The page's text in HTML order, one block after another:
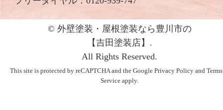
© 外壁塗装・屋根塗装なら豊川市の
【吉⽥塗装店】.
All Rights Reserved.
This site is protected by reCAPTCHA and the Google Privacy Policyand
Service apply.